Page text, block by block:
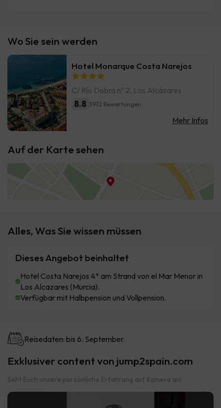
Wo Sie sein werden
Hotel Monarque Costa Narejos
C/ Río Dobra nº 2, Los Alcázares
8.8 3972 Bewertungen
Mehr Infos
Auf der Karte sehen
Alles, Was Sie wissen müssen
Dieses Angebot beinhaltet
Hotel Costa Narejos 4* am Strand von el Mar Menor in
Los Alcazares (Murcia).
Verfügbar mit Halbpension und Vollpension.
Reisedaten: bis 6. September.
Exklusiver content von jump2spain.com
Seht Euch unsere persönliche Erfahrung auf Kamera an!